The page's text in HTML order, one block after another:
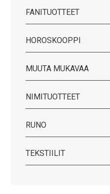
FANITUOTTEET
HOROSKOOPPI
MUUTA MUKAVAA
NIMITUOTTEET
RUNO
TEKSTIILIT